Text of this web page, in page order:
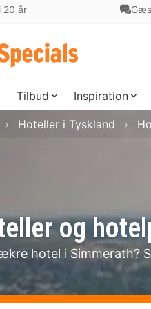
20 år
Tilbud Inspiration
og
hotel i Simmerath?
Hoteller i Tyskland